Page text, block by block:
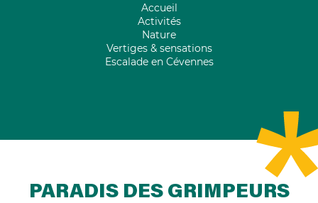
Accueil
Activités
Nature
Vertiges & sensations
Escalade en Cévennes
PARADIS DES GRIMPEURS